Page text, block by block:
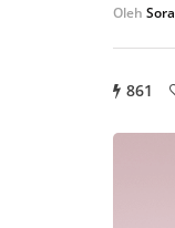
Oleh Sora
861